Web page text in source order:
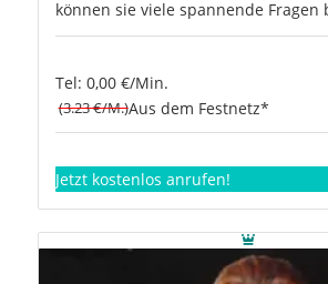
können sie viele spannende Fragen
Tel: 0,00 €/Min.
(3.23 €/M.)Aus dem Festnetz*
Jetzt kostenlos anrufen!